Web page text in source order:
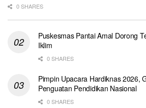
0 SHARES
Puskesmas Pantai Amal Dorong
Iklim
0 SHARES
Pimpin Upacara Hardiknas 2026,
Penguatan Pendidikan Nasional
0 SHARES